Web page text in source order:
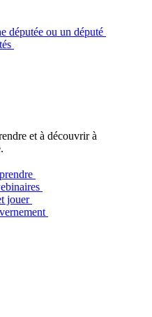
députée ou un député
et à découvrir à
jouer